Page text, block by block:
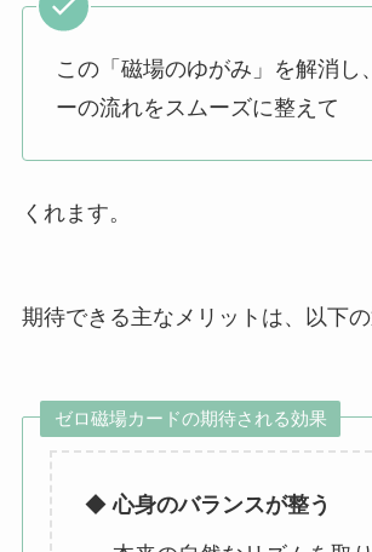
この「磁場のゆがみ」を解消し
ーの流れをスムーズに整えて
くれます。
期待できる主なメリットは、以下の
ゼロ磁場カードの期待される効果
◆心身のバランスが整う